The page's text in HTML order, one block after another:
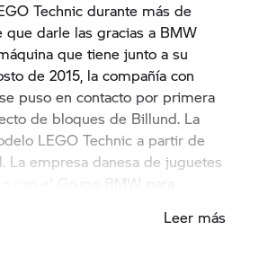
Technic durante más de
que darle las gracias a BMW
que tiene junto a su
de 2015, la compañía con
puso en contacto por primera
de bloques de Billund. La
LEGO Technic a partir de
La empresa danesa de juguetes
con el Grupo BMW para
de la artesanía técnica
Leer más